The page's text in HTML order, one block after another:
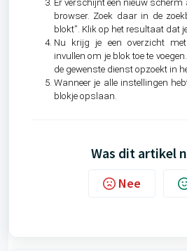
Er verschijnt een nieuw
browser. Zoek daar in de
blokt”. Klik op het resultaat dat
Nu krijg je een overzicht
invullen om je blok toe te
de gewenste dienst opzoekt in
Wanneer je alle instellingen
blokje opslaan.
Was dit artikel
Nee